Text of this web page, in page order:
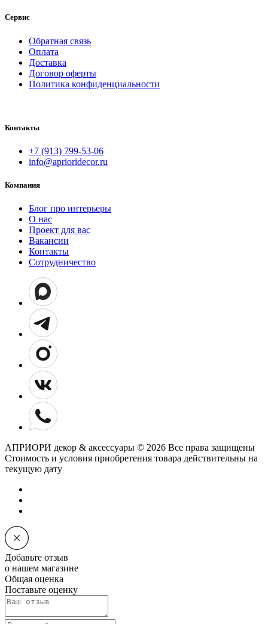
Сервис
Обратная связь
Оплата
Доставка
Договор оферты
Политика конфиденциальности
Контакты
+7 (913) 799-53-06
info@aprioridecor.ru
Компания
Блог про интерьеры
О нас
Проект для вас
Вакансии
Контакты
Сотрудничество
АПРИОРИ декор & аксессуары © 2026 Все права защищены
Cтоимость и условия приобретения товара действительны на
текущую дату
Добавьте отзыв
о нашем магазине
Общая оценка
Поставьте оценку